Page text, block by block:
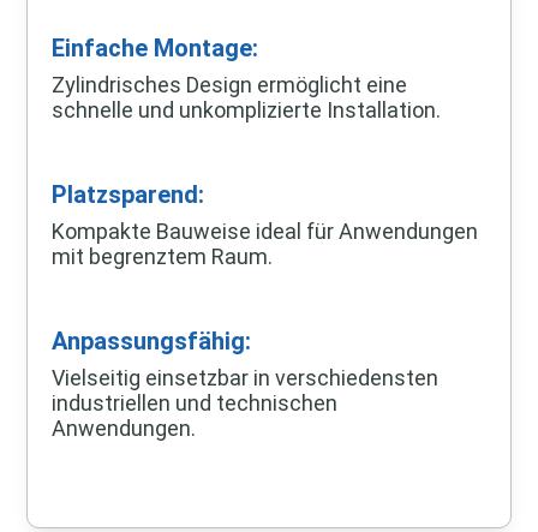
Einfache Montage:
Zylindrisches Design ermöglicht eine
schnelle und unkomplizierte Installation.
Platzsparend:
Kompakte Bauweise ideal für Anwendungen
mit begrenztem Raum.
Anpassungsfähig:
Vielseitig einsetzbar in verschiedensten
industriellen und technischen
Anwendungen.